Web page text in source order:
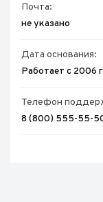
Почта:
не указано
Дата основания:
Работает с 2006
Телефон
8 (800) 555-55-